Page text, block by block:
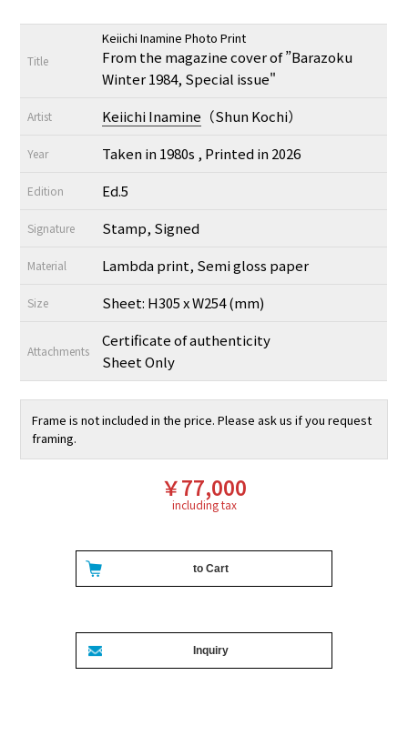
Title
Keiichi Inamine Photo Print
From the magazine cover of ”Barazoku
Winter 1984, Special issue"
Artist Keiichi Inamine （Shun Kochi）
Year Taken in 1980s , Printed in 2026
Edition Ed.5
Signature Stamp, Signed
Material Lambda print, Semi gloss paper
Size Sheet: H305 x W254 (mm)
Attachments
Certificate of authenticity
Sheet Only
Frame is not included in the price. Please ask us if you request
framing.
￥77,000
including tax